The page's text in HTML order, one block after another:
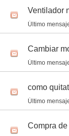
Ventilador
Último
Cambiar
Último
como
Último
Compra